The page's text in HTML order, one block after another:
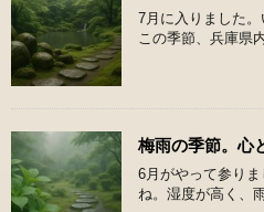
7月に入りました。
この季節、兵庫県
梅雨の季節。心
6月がやって参り
ね。湿度が高く、